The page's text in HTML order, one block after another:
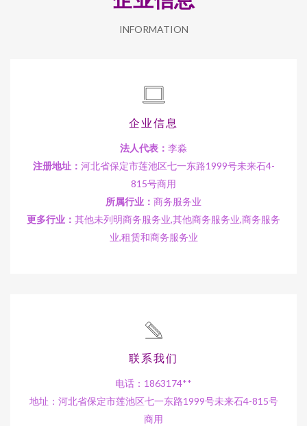
INFORMATION
企业信息
法人代表： 李淼
注册地址： 河北省保定市莲池区七一东路1999号未来石4-
815号商用
所属行业： 商务服务业
更多行业： 其他未列明商务服务业,其他商务服务业,商务服务
业,租赁和商务服务业
联系我们
电话：1863174**
地址：河北省保定市莲池区七一东路1999号未来石4-815号
商用